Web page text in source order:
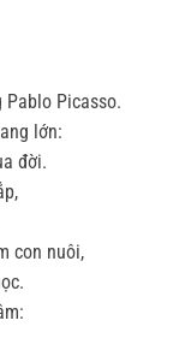
Picasso.
lớn:
đời.
con nuôi,